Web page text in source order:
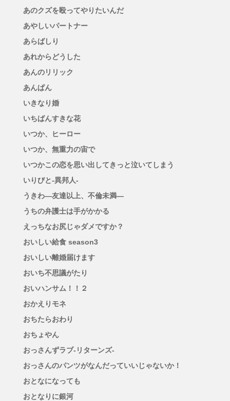
あのクズを殴ってやりたいんだ
あやしいパートナー
あらばしり
あれからどうした
あんのリリック
あんぱん
いきなり婚
いちばんすきな花
いつか、ヒーロー
いつか、無重力の宙で
いつかこの恋を思い出してきっと泣いてしまう
いりびと-異邦人-
うきわ―友達以上、不倫未満―
うちの弁護士は手がかかる
えっちなお尻じゃダメですか？
おいしい給食 season3
おいしい離婚届けます
おいち不思議がたり
おいハンサム！！２
おかえりモネ
おちたらおわり
おちょやん
おっさんずラブ-リターンズ-
おっさんのパンツがなんだっていいじゃないか！
おとなになっても
おとなりに銀河